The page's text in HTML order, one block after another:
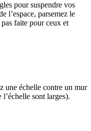
pour suspendre vos
l’espace, parsemez le
faite pour ceux et
une échelle contre un mur
sont larges).